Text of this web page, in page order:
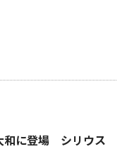
和に登場 シリウス